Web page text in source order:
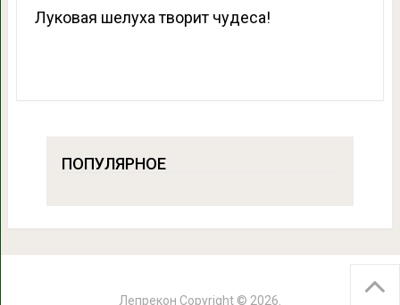
Луковая шелуха творит чудеса!
ПОПУЛЯРНОЕ
Лепрекон Copyright © 2026.